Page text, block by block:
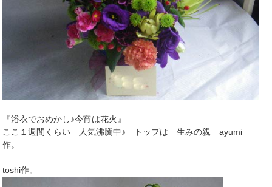
『浴衣でおめかし♪今宵は花火』
ここ１週間くらい 人気沸騰中♪ トップは 生みの親 ayumi
作。
toshi作。